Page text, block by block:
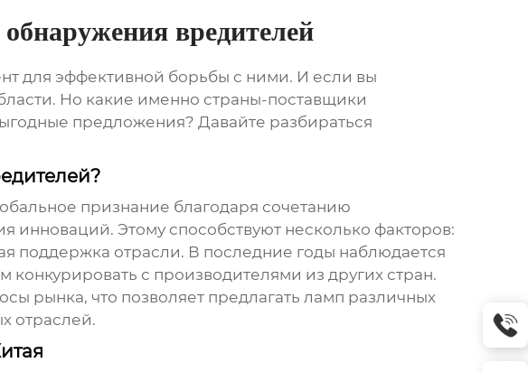
вредителей
для эффективной борьбы с ними. И если вы
Но какие именно страны-поставщики
предложения? Давайте разбираться
признание благодаря сочетанию
инноваций. Этому способствуют несколько факторов:
поддержка отрасли. В последние годы наблюдается
конкурировать с производителями из других стран.
рынка, что позволяет предлагать ламп различных
отраслей.